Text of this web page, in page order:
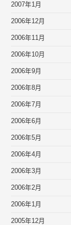
2007年1月
2006年12月
2006年11月
2006年10月
2006年9月
2006年8月
2006年7月
2006年6月
2006年5月
2006年4月
2006年3月
2006年2月
2006年1月
2005年12月